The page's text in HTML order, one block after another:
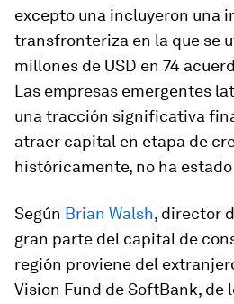
excepto una incluyeron una
transfronteriza en la que se
millones de USD en 74
Las empresas emergentes
una tracción significativa
atraer capital en etapa de
históricamente, no ha
Según Brian Walsh, director
gran parte del capital de
región proviene del
Vision Fund de SoftBank, de